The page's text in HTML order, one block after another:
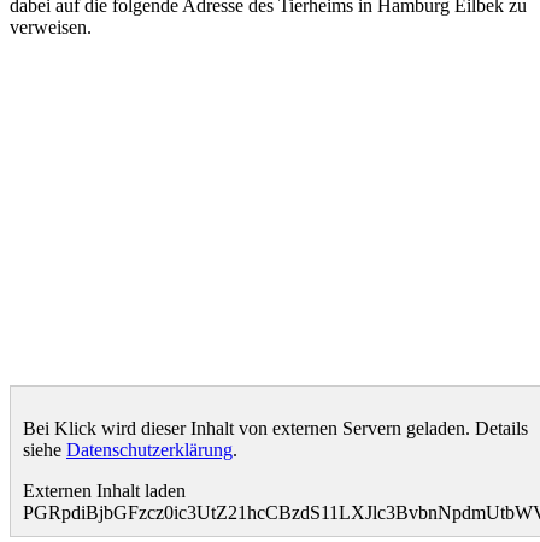
dabei auf die folgende Adresse des Tierheims in Hamburg Eilbek zu
verweisen.
Bei Klick wird dieser Inhalt von externen Servern geladen. Details
siehe Datenschutzerklärung.
Externen Inhalt laden